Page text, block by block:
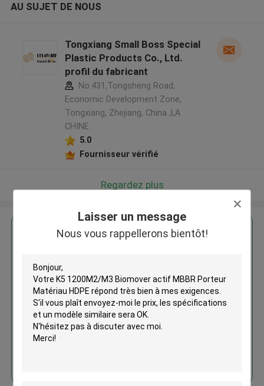
Laisser un message
Nous vous rappellerons bientôt!
AU SUJET DE NOUS
Tongxiang Small Boss Special
Plastic Products Co., Ltd.
profil du fabricant
No.431,Tongsheng Road,
Economic Development Zone,
Tongxiang, Zhejiang, China ,LA
CHINE
5.0
Fournisseur vérifié
Regardez plus
MBBR Porteur Matériau HDPE